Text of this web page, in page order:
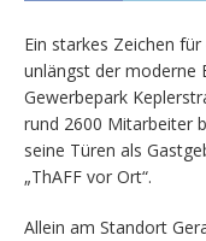
Ein starkes Zeichen
unlängst der moderne
Gewerbepark
rund 2600 Mitarbeiter
seine Türen als
„ThAFF vor Ort“.
Allein am Standort